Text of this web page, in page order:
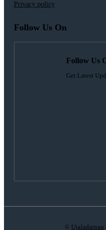
Privacy policy
Follow Us On
Follow Us
Get Latest
© Ujaladarpan